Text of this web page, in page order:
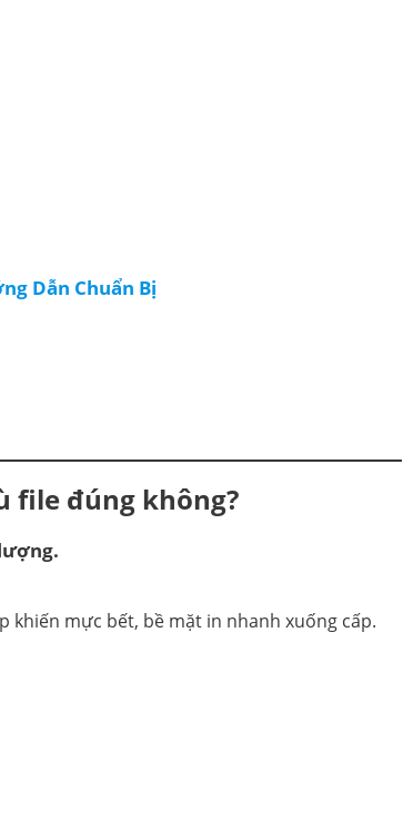
Dẫn Chuẩn Bị
file đúng không?
mực bết, bề mặt in nhanh xuống cấp.